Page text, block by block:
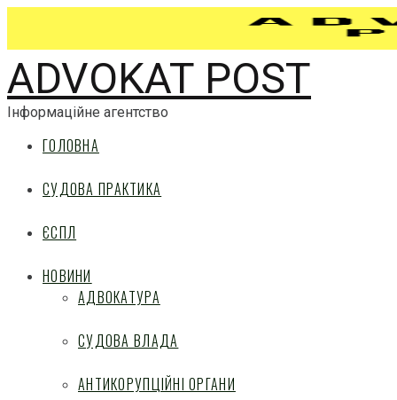
ADVOKAT POST
Інформаційне агентство
ГОЛОВНА
СУДОВА ПРАКТИКА
ЄСПЛ
НОВИНИ
АДВОКАТУРА
СУДОВА ВЛАДА
АНТИКОРУПЦІЙНІ ОРГАНИ